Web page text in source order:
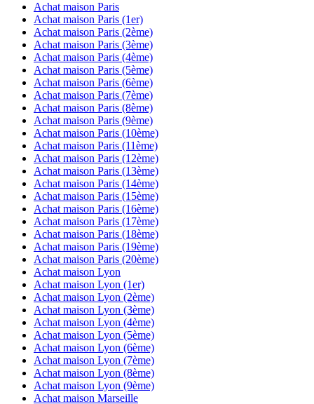
Achat maison Paris
Achat maison Paris (1er)
Achat maison Paris (2ème)
Achat maison Paris (3ème)
Achat maison Paris (4ème)
Achat maison Paris (5ème)
Achat maison Paris (6ème)
Achat maison Paris (7ème)
Achat maison Paris (8ème)
Achat maison Paris (9ème)
Achat maison Paris (10ème)
Achat maison Paris (11ème)
Achat maison Paris (12ème)
Achat maison Paris (13ème)
Achat maison Paris (14ème)
Achat maison Paris (15ème)
Achat maison Paris (16ème)
Achat maison Paris (17ème)
Achat maison Paris (18ème)
Achat maison Paris (19ème)
Achat maison Paris (20ème)
Achat maison Lyon
Achat maison Lyon (1er)
Achat maison Lyon (2ème)
Achat maison Lyon (3ème)
Achat maison Lyon (4ème)
Achat maison Lyon (5ème)
Achat maison Lyon (6ème)
Achat maison Lyon (7ème)
Achat maison Lyon (8ème)
Achat maison Lyon (9ème)
Achat maison Marseille